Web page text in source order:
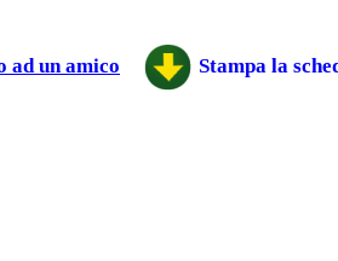
ad un amico Stampa la